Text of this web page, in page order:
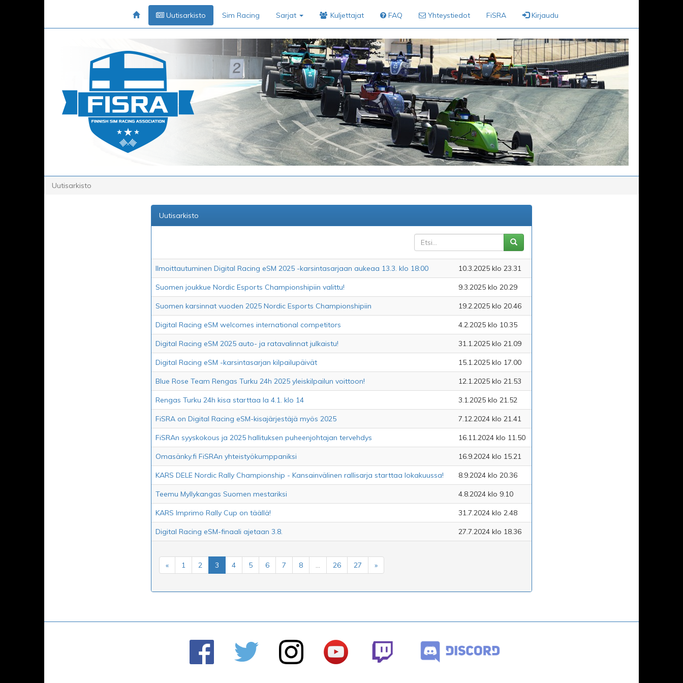
Uutisarkisto Sim Racing Sarjat Kuljettajat FAQ Yhteystiedot FiSRA Kirjaudu
Uutisarkisto
Uutisarkisto
Ilmoittautuminen Digital Racing eSM 2025 -karsintasarjaan aukeaa 13.3. klo 18:00 10.3.2025 klo 23.31
Suomen joukkue Nordic Esports Championshipiin valittu! 9.3.2025 klo 20.29
Suomen karsinnat vuoden 2025 Nordic Esports Championshipiin 19.2.2025 klo 20.46
Digital Racing eSM welcomes international competitors 4.2.2025 klo 10.35
Digital Racing eSM 2025 auto- ja ratavalinnat julkaistu! 31.1.2025 klo 21.09
Digital Racing eSM -karsintasarjan kilpailupäivät 15.1.2025 klo 17.00
Blue Rose Team Rengas Turku 24h 2025 yleiskilpailun voittoon! 12.1.2025 klo 21.53
Rengas Turku 24h kisa starttaa la 4.1. klo 14 3.1.2025 klo 21.52
FiSRA on Digital Racing eSM-kisajärjestäjä myös 2025 7.12.2024 klo 21.41
FiSRAn syyskokous ja 2025 hallituksen puheenjohtajan tervehdys 16.11.2024 klo 11.50
Omasänky.fi FiSRAn yhteistyökumppaniksi 16.9.2024 klo 15.21
KARS DELE Nordic Rally Championship - Kansainvälinen rallisarja starttaa lokakuussa! 8.9.2024 klo 20.36
Teemu Myllykangas Suomen mestariksi 4.8.2024 klo 9.10
KARS Imprimo Rally Cup on täällä! 31.7.2024 klo 2.48
Digital Racing eSM-finaali ajetaan 3.8. 27.7.2024 klo 18.36
« 1 2 3 4 5 6 7 8 ... 26 27 »